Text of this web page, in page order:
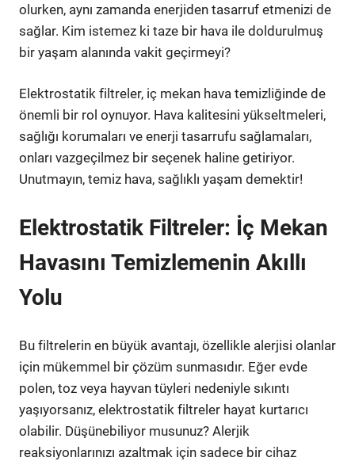
olurken, aynı zamanda enerjiden tasarruf etmenizi de
sağlar. Kim istemez ki taze bir hava ile doldurulmuş
bir yaşam alanında vakit geçirmeyi?
Elektrostatik filtreler, iç mekan hava temizliğinde de
önemli bir rol oynuyor. Hava kalitesini yükseltmeleri,
sağlığı korumaları ve enerji tasarrufu sağlamaları,
onları vazgeçilmez bir seçenek haline getiriyor.
Unutmayın, temiz hava, sağlıklı yaşam demektir!
Elektrostatik Filtreler: İç Mekan
Havasını Temizlemenin Akıllı
Yolu
Bu filtrelerin en büyük avantajı, özellikle alerjisi olanlar
için mükemmel bir çözüm sunmasıdır. Eğer evde
polen, toz veya hayvan tüyleri nedeniyle sıkıntı
yaşıyorsanız, elektrostatik filtreler hayat kurtarıcı
olabilir. Düşünebiliyor musunuz? Alerjik
reaksiyonlarınızı azaltmak için sadece bir cihaz